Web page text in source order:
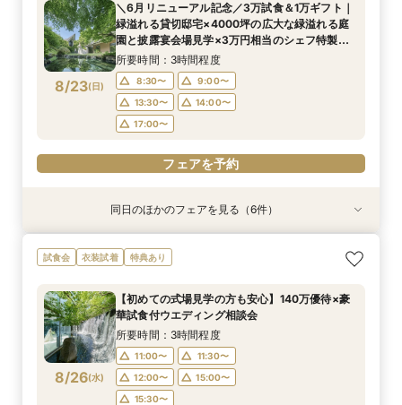
8/22(土)
8:30〜
8:45〜
9:00〜
13:30〜
14:00〜
フェアを予約
8/22(土)
8:30〜
8:45〜
9:00〜
13:30〜
14:00〜
フェアを予約
8/22(土)
8:30〜
8:45〜
9:00〜
13:30〜
14:00〜
フェアを予約
8/22(土)
8:30〜
8:45〜
9:00〜
13:30〜
14:00〜
フェアを予約
8/22(土)
8:30〜
8:45〜
9:00〜
13:30〜
14:00〜
フェアを予約
8/23(日)
＼6月リニューアル記念／3万試食＆1万ギフト｜
緑溢れる貸切邸宅×4000坪の広大な緑溢れる庭
園と披露宴会場見学×3万円相当のシェフ特製国
産牛無料試食×心配な見積りもシュミレーション
相談
所要時間：3時間程度
8:30〜
9:00〜
13:30〜
14:00〜
17:00〜
フェアを予約
衣装試着 特典あり
8/23(日)
【少人数プラン相談会】専用の貸切別邸OPEN&
贅沢無料試食
8:30〜
8:45〜
9:00〜
13:30〜
14:00〜
フェアを予約
特典あり
8/23(日)
【神前挙式をご検討の方へ】神殿「凛」見学＆和
フレンチ無料試食
8:30〜
8:45〜
9:00〜
13:30〜
14:00〜
フェアを予約
特典あり
8/23(日)
【初めての式場見学の方も安心】豪華試食付きウ
エディング相談会
8:30〜
8:45〜
9:00〜
13:30〜
14:00〜
フェアを予約
衣装試着 特典あり
8/23(日)
《新チャペルOPEN記念◆8大特典≫木目×ナ
チュラルチャペル体験
8:30〜
8:45〜
9:00〜
13:30〜
14:00〜
フェアを予約
衣装試着 特典あり
8/23(日)
マイナビ限定【料理重視派必見】和牛フィレ肉×
懐石フレンチコース美食会
8:30〜
8:45〜
9:00〜
13:30〜
14:00〜
フェアを予約
衣装試着 特典あり
8/23(日)
マイナビ限定【料理重視派必見】和牛フィレ肉×
懐石フレンチコース美食会
8:30〜
8:45〜
9:00〜
13:30〜
14:00〜
フェアを予約
同日のほかのフェアを見る（6件）
試食会 衣装試着 特典あり
8/26(水)
【初めての式場見学の方も安心】140万優待×豪
華試食付ウエディング相談会
所要時間：3時間程度
11:00〜
11:30〜
12:00〜
15:00〜
15:30〜